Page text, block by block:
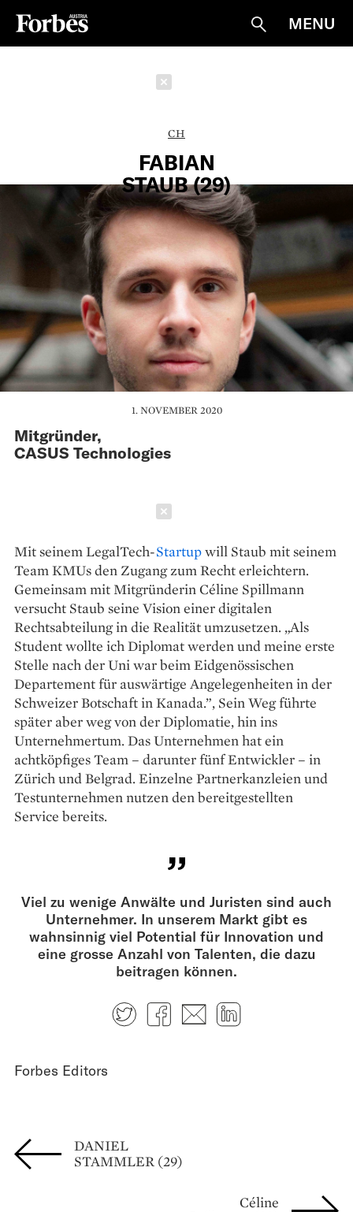
Suche
MENU
CH
FABIAN
STAUB (29)
1. NOVEMBER 2020
Mitgründer,
CASUS Technologies
Mit seinem LegalTech-Startupwill Staub mit seinem
Team KMUs den Zugang zum Recht erleichtern.
Gemeinsam mit Mitgründerin Céline Spillmann
versucht Staub seine Vision einer digitalen
Rechtsabteilung in die Realität umzusetzen. „Als
Student wollte ich Diplomat werden und meine erste
Stelle nach der Uni war beim Eidgenössischen
Departement für auswärtige Angelegenheiten in der
Schweizer Botschaft in Kanada.”, Sein Weg führte
später aber weg von der Diplomatie, hin ins
Unternehmertum. Das Unternehmen hat ein
achtköpfiges Team – darunter fünf Entwickler – in
Zürich und Belgrad. Einzelne Partnerkanzleien und
Testunternehmen nutzen den bereitgestellten
Service bereits.
Viel zu wenige Anwälte und Juristen sind auch
Unternehmer. In unserem Markt gibt es
wahnsinnig viel Potential für Innovation und
eine grosse Anzahl von Talenten, die dazu
beitragen können.
TwitterFacebook
E-mail
Forbes Editors
DANIEL
STAMMLER (29)
Céline